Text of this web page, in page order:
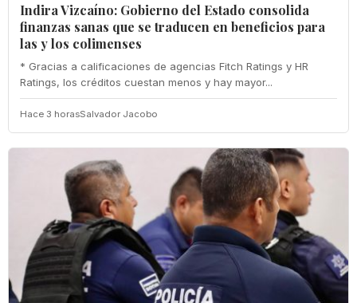
Indira Vizcaíno: Gobierno del Estado consolida
finanzas sanas que se traducen en beneficios para
las y los colimenses
* Gracias a calificaciones de agencias Fitch Ratings y HR
Ratings, los créditos cuestan menos y hay mayor...
Hace 3 horasSalvador Jacobo